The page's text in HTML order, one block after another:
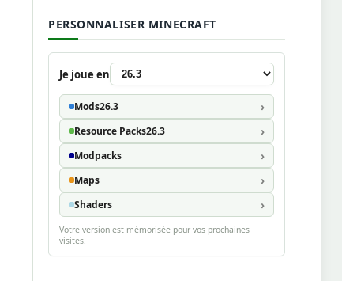
PERSONNALISER MINECRAFT
Je joue en
Mods26.3
Resource Packs26.3
Modpacks
Maps
Shaders
Votre version est mémorisée pour vos prochaines
visites.